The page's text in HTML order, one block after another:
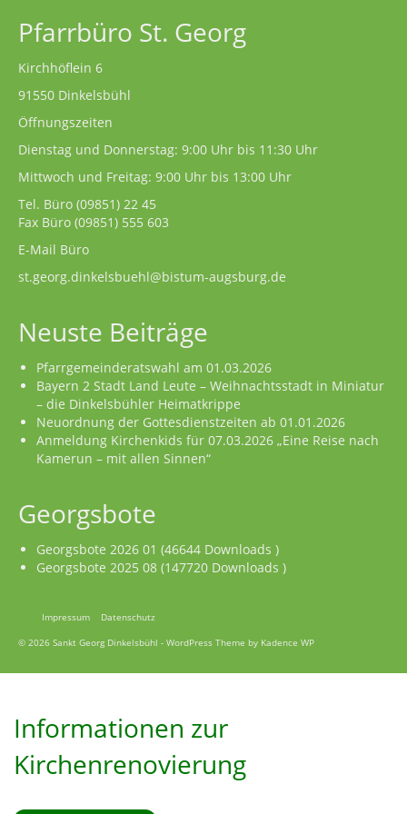
Pfarrbüro St. Georg
Kirchhöflein 6
91550 Dinkelsbühl
Öffnungszeiten
Dienstag und Donnerstag: 9:00 Uhr bis 11:30 Uhr
Mittwoch und Freitag: 9:00 Uhr bis 13:00 Uhr
Tel. Büro (09851) 22 45
Fax Büro (09851) 555 603
E-Mail Büro
st.georg.dinkelsbuehl@bistum-augsburg.de
Neuste Beiträge
Pfarrgemeinderatswahl am 01.03.2026
Bayern 2 Stadt Land Leute – Weihnachtsstadt in Miniatur
– die Dinkelsbühler Heimatkrippe
Neuordnung der Gottesdienstzeiten ab 01.01.2026
Anmeldung Kirchenkids für 07.03.2026 „Eine Reise nach
Kamerun – mit allen Sinnen“
Georgsbote
Georgsbote 2026 01 (46644 Downloads )
Georgsbote 2025 08 (147720 Downloads )
Impressum
Datenschutz
© 2026 Sankt Georg Dinkelsbühl - WordPress Theme by Kadence WP
Informationen zur
Kirchenrenovierung